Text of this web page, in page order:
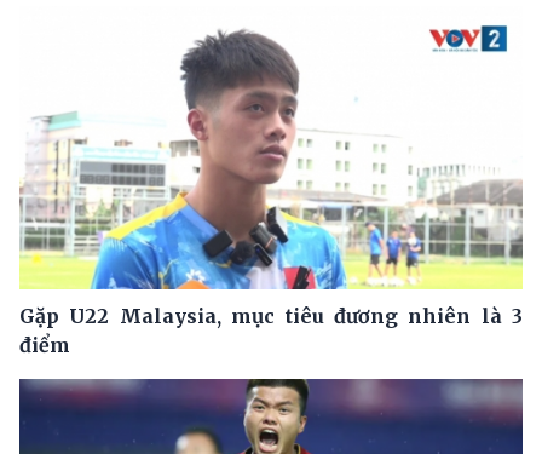
Gặp U22 Malaysia, mục tiêu đương nhiên là 3
điểm